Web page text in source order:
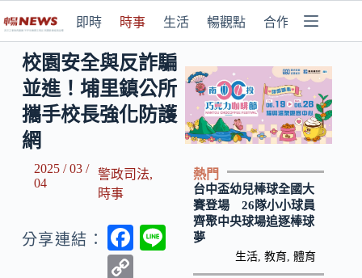
即時 時事 生活 暢觀點 合作媒體
校園安全與反詐騙
並進！埔里鎮公所
攜手校長強化防護
網
2025 / 03 /
04
警政司法,
時事
分享連結：
F
熱門
台中盃幼兒棒球全國大
賽登場 26隊小小球員
齊聚中央球場追逐棒球
夢
生活 ,教育 ,體育